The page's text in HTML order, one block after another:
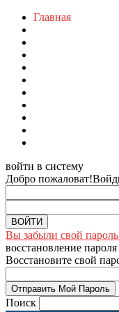
Главная
войти в систему
Добро пожаловат!
Вы забыли свой
восстановление пароля
Восстановите свой
Поиск